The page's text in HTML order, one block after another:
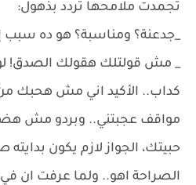
تجمدت ملامحها تردد بذهول:
_جدعنة؟ ومناسبة؟ هو ده سبب
_ مش قولتلك هقولك الصدق!
كداب.. الأكيد اني مش هحبك
مواقف عجبتني.. وبردو مش
حبيتك، الجواز لازم يكون بدايته
الصراحة اهو.. ولما عرفت ان